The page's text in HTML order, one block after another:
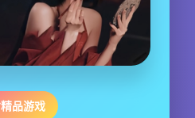
精品游戏